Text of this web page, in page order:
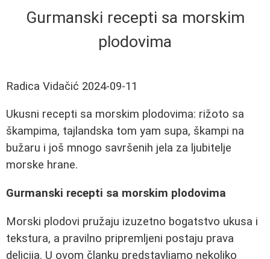
Gurmanski recepti sa morskim
plodovima
Radica Vidačić 2024-09-11
Ukusni recepti sa morskim plodovima: rižoto sa
škampima, tajlandska tom yam supa, škampi na
bužaru i još mnogo savršenih jela za ljubitelje
morske hrane.
Gurmanski recepti sa morskim plodovima
Morski plodovi pružaju izuzetno bogatstvo ukusa i
tekstura, a pravilno pripremljeni postaju prava
delicija. U ovom članku predstavljamo nekoliko